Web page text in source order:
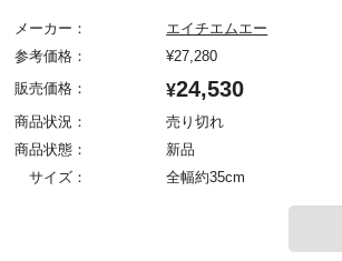
メーカー：
エイチエムエー
参考価格：
¥27,280
販売価格：
¥24,530
商品状況：
売り切れ
商品状態：
新品
サイズ：
全幅約35cm